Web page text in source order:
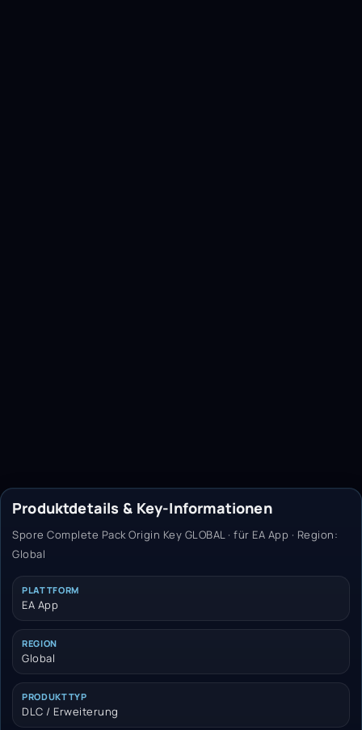
Produktdetails & Key-Informationen
Spore Complete Pack Origin Key GLOBAL · für EA App · Region:
Global
PLATTFORM
EA App
REGION
Global
PRODUKTTYP
DLC / Erweiterung